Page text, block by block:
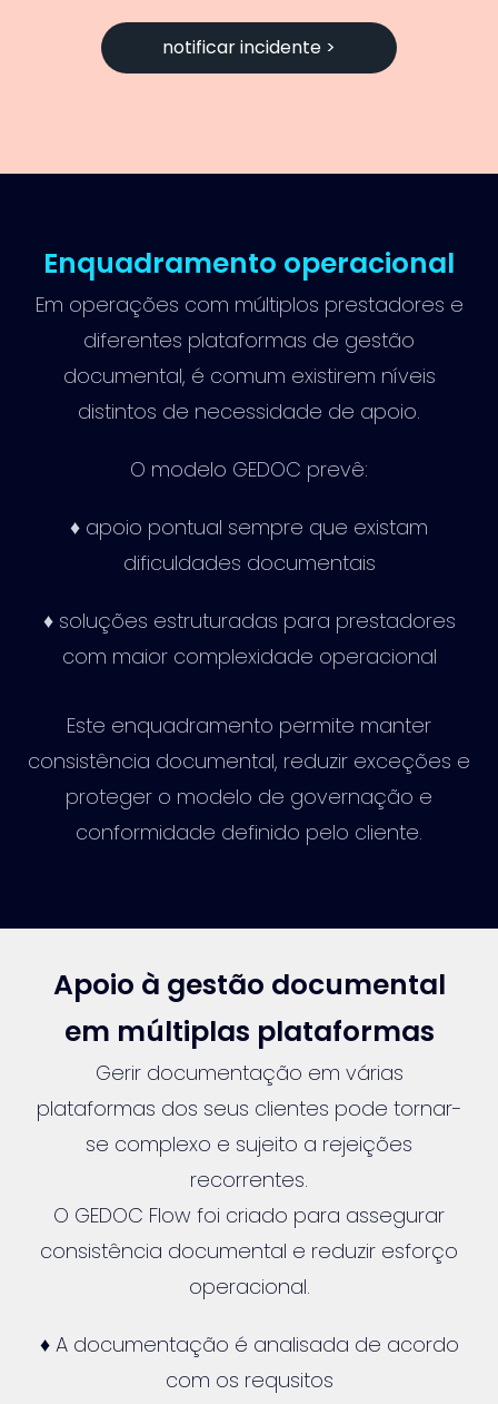
notificar incidente >
Enquadramento operacional
Em operações com múltiplos prestadores e
diferentes plataformas de gestão
documental, é comum existirem níveis
distintos de necessidade de apoio.
O modelo GEDOC prevê:
♦ apoio pontual sempre que existam
dificuldades documentais
♦ soluções estruturadas para prestadores
com maior complexidade operacional
Este enquadramento permite manter
consistência documental, reduzir exceções e
proteger o modelo de governação e
conformidade definido pelo cliente.
Apoio à gestão documental
em múltiplas plataformas
Gerir documentação em várias
plataformas dos seus clientes pode tornar-
se complexo e sujeito a rejeições
recorrentes.
O GEDOC Flow foi criado para assegurar
consistência documental e reduzir esforço
operacional.
♦ A documentação é analisada de acordo
com os requsitos